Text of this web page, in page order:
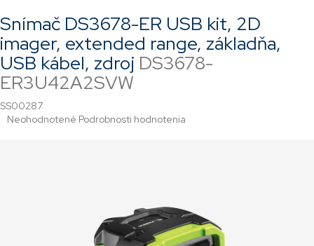
Snímač DS3678-ER USB kit, 2D
imager, extended range, základňa,
USB kábel, zdroj DS3678-
ER3U42A2SVW
SS00287
Priemerné
Neohodnotené Podrobnosti hodnotenia